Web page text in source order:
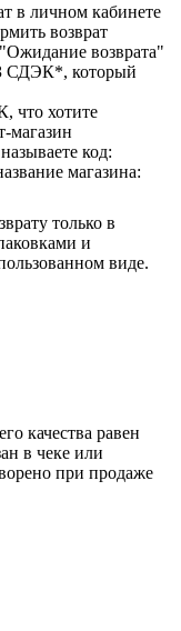
в личном кабинете
возврат
"Ожидание возврата"
СДЭК*, который
что хотите
магазин
код:
магазина:
только в
и
виде.
качества равен
в чеке или
при продаже